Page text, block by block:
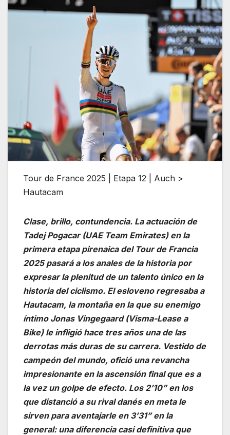
Tour de France 2025 | Etapa 12 | Auch >
Hautacam
Clase, brillo, contundencia. La actuación de
Tadej Pogacar (UAE Team Emirates) en la
primera etapa pirenaica del Tour de Francia
2025 pasará a los anales de la historia por
expresar la plenitud de un talento único en la
historia del ciclismo. El esloveno regresaba a
Hautacam, la montaña en la que su enemigo
íntimo Jonas Vingegaard (Visma-Lease a
Bike) le infligió hace tres años una de las
derrotas más duras de su carrera. Vestido de
campeón del mundo, ofició una revancha
impresionante en la ascensión final que es a
la vez un golpe de efecto. Los 2’10” en los
que distanció a su rival danés en meta le
sirven para aventajarle en 3’31” en la
general: una diferencia casi definitiva que